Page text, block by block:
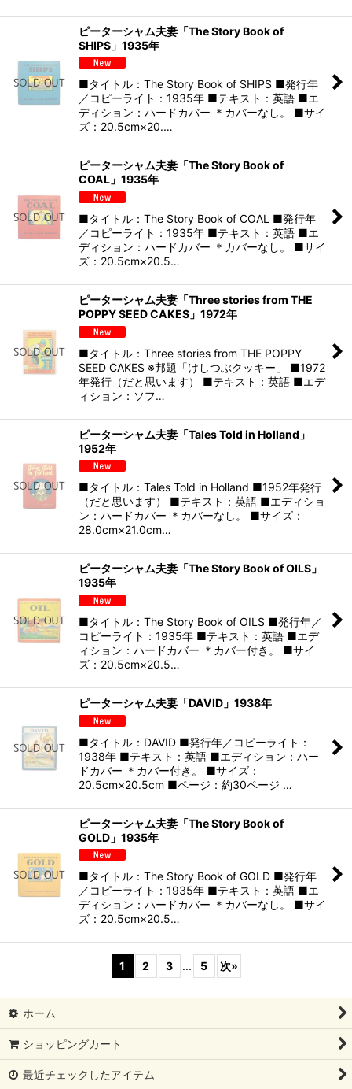
ピーターシャム夫妻「The Story Book of
SHIPS」1935年
■タイトル：The Story Book of SHIPS ■発行年
／コピーライト：1935年 ■テキスト：英語 ■エ
ディション：ハードカバー ＊カバーなし。 ■サイ
ズ：20.5cm×20.…
ピーターシャム夫妻「The Story Book of
COAL」1935年
■タイトル：The Story Book of COAL ■発行年
／コピーライト：1935年 ■テキスト：英語 ■エ
ディション：ハードカバー ＊カバーなし。 ■サイ
ズ：20.5cm×20.5…
ピーターシャム夫妻「Three stories from THE
POPPY SEED CAKES」1972年
■タイトル：Three stories from THE POPPY
SEED CAKES ※邦題「けしつぶクッキー」 ■1972
年発行（だと思います） ■テキスト：英語 ■エデ
ィション：ソフ…
ピーターシャム夫妻「Tales Told in Holland」
1952年
■タイトル：Tales Told in Holland ■1952年発行
（だと思います） ■テキスト：英語 ■エディショ
ン：ハードカバー ＊カバーなし。 ■サイズ：
28.0cm×21.0cm…
ピーターシャム夫妻「The Story Book of OILS」
1935年
■タイトル：The Story Book of OILS ■発行年／
コピーライト：1935年 ■テキスト：英語 ■エデ
ィション：ハードカバー ＊カバー付き。 ■サイ
ズ：20.5cm×20.5…
ピーターシャム夫妻「DAVID」1938年
■タイトル：DAVID ■発行年／コピーライト：
1938年 ■テキスト：英語 ■エディション：ハー
ドカバー ＊カバー付き。 ■サイズ：
20.5cm×20.5cm ■ページ：約30ページ …
ピーターシャム夫妻「The Story Book of
GOLD」1935年
■タイトル：The Story Book of GOLD ■発行年
／コピーライト：1935年 ■テキスト：英語 ■エ
ディション：ハードカバー ＊カバーなし。 ■サイ
ズ：20.5cm×20.5…
1 2 3 ... 5 次»
ホーム
ショッピングカート
最近チェックしたアイテム